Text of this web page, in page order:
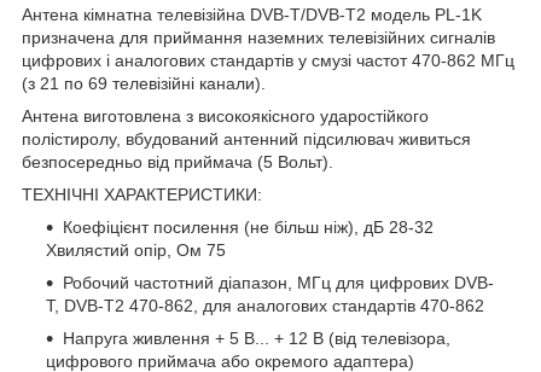
Антена кімнатна телевізійна DVB-T/DVB-T2 модель PL-1K
призначена для приймання наземних телевізійних сигналів
цифрових і аналогових стандартів у смузі частот 470-862 МГц
(з 21 по 69 телевізійні канали).
Антена виготовлена з високоякісного ударостійкого
полістиролу, вбудований антенний підсилювач живиться
безпосередньо від приймача (5 Вольт).
ТЕХНІЧНІ ХАРАКТЕРИСТИКИ:
Коефіцієнт посилення (не більш ніж), дБ 28-32
Хвилястий опір, Ом 75
Робочий частотний діапазон, МГц для цифрових DVB-
T, DVB-T2 470-862, для аналогових стандартів 470-862
Напруга живлення + 5 В... + 12 В (від телевізора,
цифрового приймача або окремого адаптера)